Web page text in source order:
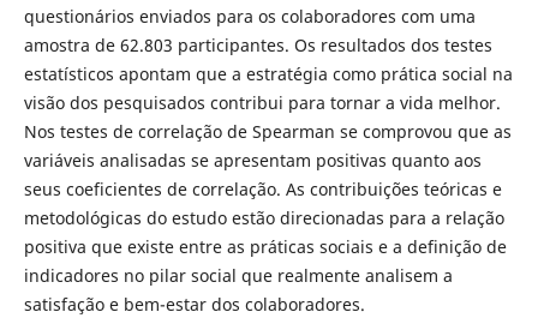
questionários enviados para os colaboradores com uma
amostra de 62.803 participantes. Os resultados dos testes
estatísticos apontam que a estratégia como prática social na
visão dos pesquisados contribui para tornar a vida melhor.
Nos testes de correlação de Spearman se comprovou que as
variáveis analisadas se apresentam positivas quanto aos
seus coeficientes de correlação. As contribuições teóricas e
metodológicas do estudo estão direcionadas para a relação
positiva que existe entre as práticas sociais e a definição de
indicadores no pilar social que realmente analisem a
satisfação e bem-estar dos colaboradores.